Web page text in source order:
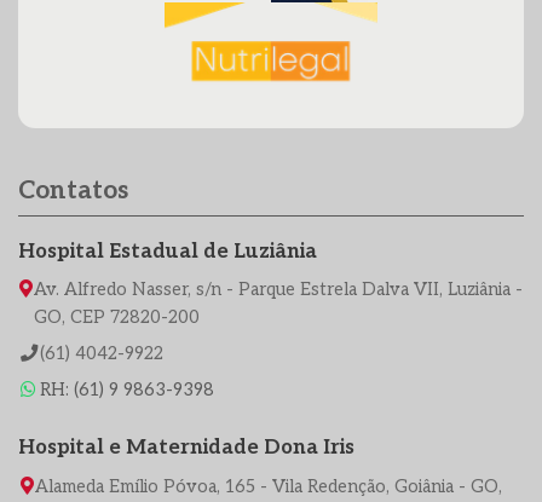
Contatos
Hospital Estadual de Luziânia
Av. Alfredo Nasser, s/n - Parque Estrela Dalva VII, Luziânia -
GO, CEP 72820-200
(61) 4042-9922
RH: (61) 9 9863-9398
Hospital e Maternidade Dona Iris
Alameda Emílio Póvoa, 165 - Vila Redenção, Goiânia - GO,